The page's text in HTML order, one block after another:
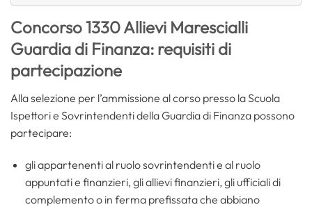
Concorso 1330 Allievi Marescialli
Guardia di Finanza: requisiti di
partecipazione
Alla selezione per l’ammissione al corso presso la Scuola
Ispettori e Sovrintendenti della Guardia di Finanza possono
partecipare:
gli appartenenti al ruolo sovrintendenti e al ruolo
appuntati e finanzieri, gli allievi finanzieri, gli ufficiali di
complemento o in ferma prefissata che abbiano